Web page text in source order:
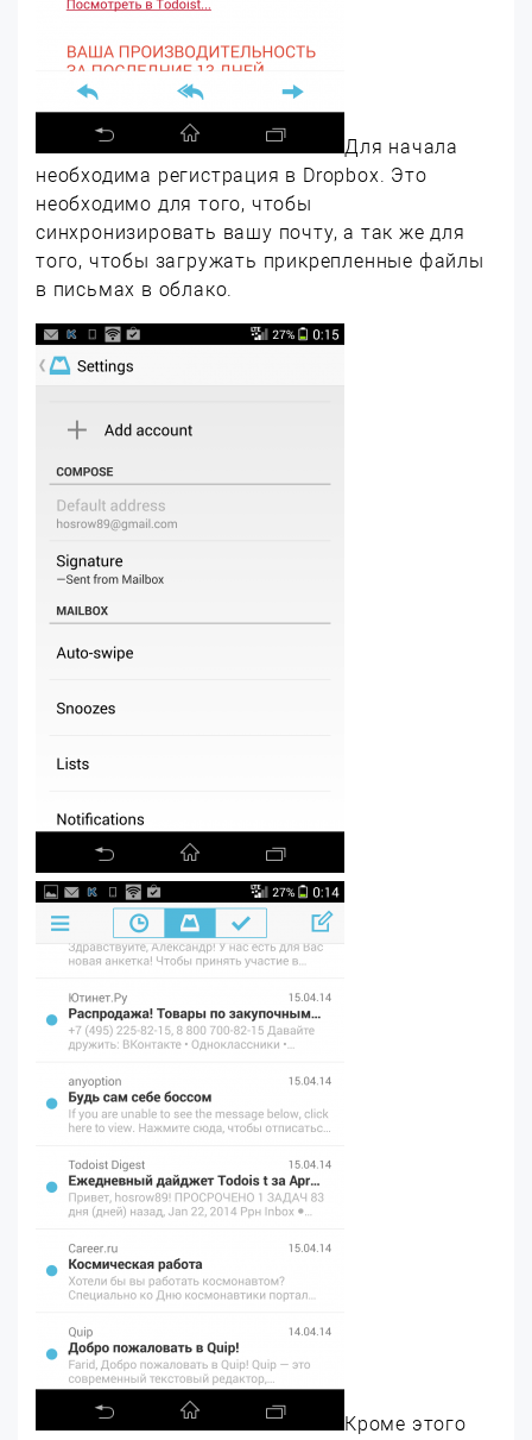
Для начала
необходима регистрация в Dropbox. Это
необходимо для того, чтобы
синхронизировать вашу почту, а так же для
того, чтобы загружать прикрепленные файлы
в письмах в облако.
Кроме этого